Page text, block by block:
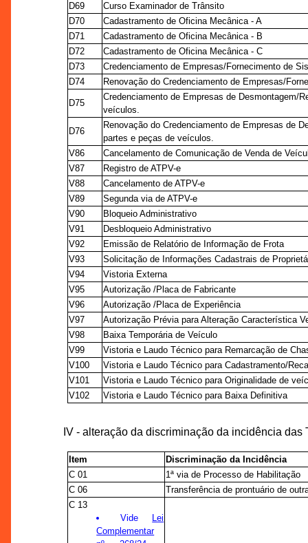
D69
Curso Examinador de Trânsito
D70
Cadastramento de Oficina Mecânica - A
D71
Cadastramento de Oficina Mecânica - B
D72
Cadastramento de Oficina Mecânica - C
D73
Credenciamento de Empresas/Fornecimento de
D74
Renovação do Credenciamento de Empresas/
D75
Credenciamento de Empresas de Desmontagem/
veículos.
D76
Renovação do Credenciamento de Empresas de
partes e peças de veículos.
V86
Cancelamento de Comunicação de Venda de
V87
Registro de ATPV-e
V88
Cancelamento de ATPV-e
V89
Segunda via de ATPV-e
V90
Bloqueio Administrativo
V91
Desbloqueio Administrativo
V92
Emissão de Relatório de Informação de Frota
V93
Solicitação de Informações Cadastrais de
V94
Vistoria Externa
V95
Autorização /Placa de Fabricante
V96
Autorização /Placa de Experiência
V97
Autorização Prévia para Alteração Característica
V98
Baixa Temporária de Veículo
V99
Vistoria e Laudo Técnico para Remarcação de
V100
Vistoria e Laudo Técnico para Cadastramento/
V101
Vistoria e Laudo Técnico para Originalidade de
V102
Vistoria e Laudo Técnico para Baixa Definitiva
IV - alteração da discriminação da incidência
Item
Discriminação da Incidência
C 01
1ª via de Processo de Habilitação
C 06
Transferência de prontuário de
C 13
Vide
Lei
Complementar